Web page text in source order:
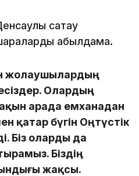
сақтау
қабылдамақ.
жолаушылардың
Олардың
арада емханадан
қатар бүгін Оңтүстік
Біз оларды да
Біздің
жақсы.